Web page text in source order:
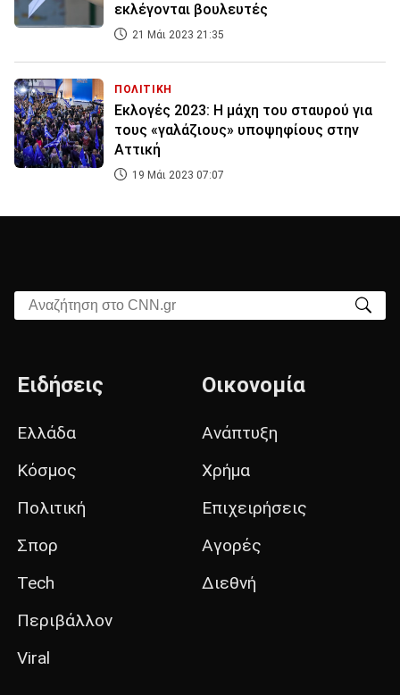
εκλέγονται βουλευτές
21 Μάι 2023 21:35
ΠΟΛΙΤΙΚΗ
Εκλογές 2023: Η μάχη του σταυρού για
τους «γαλάζιους» υποψηφίους στην
Αττική
19 Μάι 2023 07:07
Αναζήτηση στο CNN.gr
Ειδήσεις
Ελλάδα
Κόσμος
Πολιτική
Σπορ
Tech
Περιβάλλον
Viral
Οικονομία
Ανάπτυξη
Χρήμα
Επιχειρήσεις
Αγορές
Διεθνή